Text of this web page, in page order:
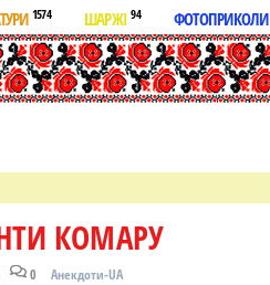
1574 ШАРЖІ94 ФОТОПРИКОЛИ
КОМАРУ
0 Анекдоти-UA